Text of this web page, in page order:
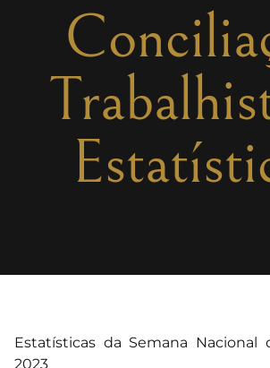
Estatísticas da Semana Nacional
2023